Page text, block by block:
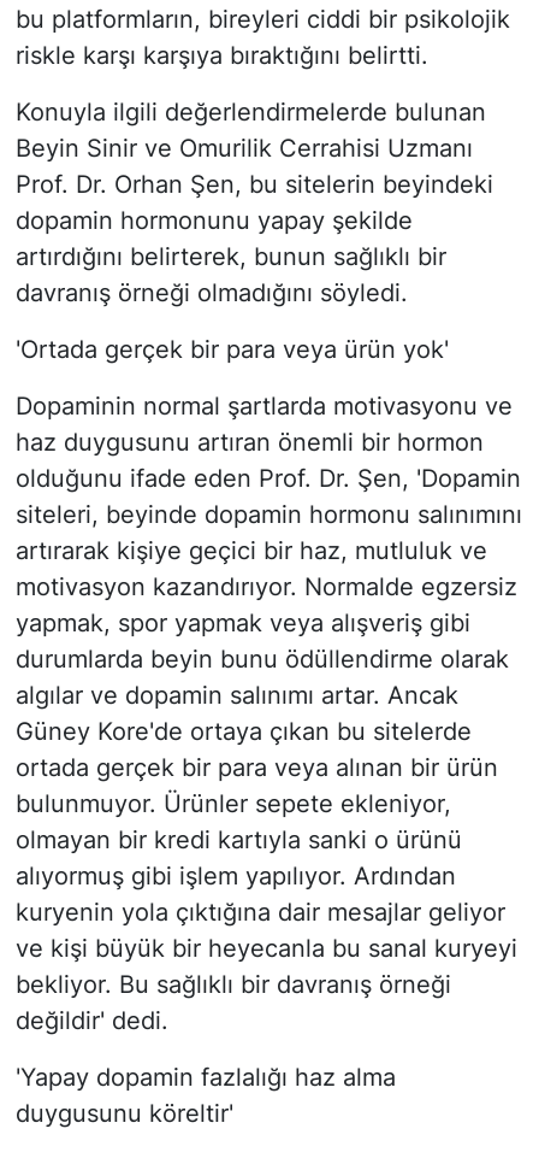
bu platformların, bireyleri ciddi bir psikolojik
riskle karşı karşıya bıraktığını belirtti.
Konuyla ilgili değerlendirmelerde bulunan
Beyin Sinir ve Omurilik Cerrahisi Uzmanı
Prof. Dr. Orhan Şen, bu sitelerin beyindeki
dopamin hormonunu yapay şekilde
artırdığını belirterek, bunun sağlıklı bir
davranış örneği olmadığını söyledi.
'Ortada gerçek bir para veya ürün yok'
Dopaminin normal şartlarda motivasyonu ve
haz duygusunu artıran önemli bir hormon
olduğunu ifade eden Prof. Dr. Şen, 'Dopamin
siteleri, beyinde dopamin hormonu salınımını
artırarak kişiye geçici bir haz, mutluluk ve
motivasyon kazandırıyor. Normalde egzersiz
yapmak, spor yapmak veya alışveriş gibi
durumlarda beyin bunu ödüllendirme olarak
algılar ve dopamin salınımı artar. Ancak
Güney Kore'de ortaya çıkan bu sitelerde
ortada gerçek bir para veya alınan bir ürün
bulunmuyor. Ürünler sepete ekleniyor,
olmayan bir kredi kartıyla sanki o ürünü
alıyormuş gibi işlem yapılıyor. Ardından
kuryenin yola çıktığına dair mesajlar geliyor
ve kişi büyük bir heyecanla bu sanal kuryeyi
bekliyor. Bu sağlıklı bir davranış örneği
değildir' dedi.
'Yapay dopamin fazlalığı haz alma
duygusunu köreltir'